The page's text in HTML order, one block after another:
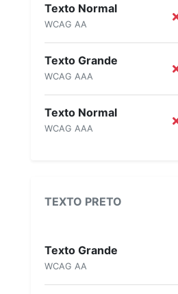
Texto Normal
WCAG AA
Texto Grande
WCAG AAA
Texto Normal
WCAG AAA
TEXTO PRETO
Texto Grande
WCAG AA